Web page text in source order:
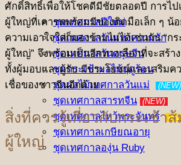
ชุดเทศกาลปีใหม่
ชุดเทศกาลวันแห่งความรัก
ชุดเทศกาลวันตรุษจีน
ชุดกระเช้าผลไม้ฤดูร้อน
ชุดผลไม้เทศกาลวันแม่
(NEW)
ชุดเทศกาลสารทจีน (NEW)
ชุดเทศกาลไหว้พระจันทร์
ชุดเทศกาลเกษียณอายุ
ชุดเทศกาลองุ่น Ruby
ศักดิ์สิทธิ์เพื่อให้โชคดีมีชัยตลอดปี การไป
ผู้ใหญ่ที่เคารพพร้อมมีของติดมือเล็ก ๆ น้อ
ความเอาใจใส่ก็มองข้ามไม่ได้เช่นกัน “ก
ผู้ใหญ่” จึงพร้อมเป็นอีกทางเลือกที่จะสร้า
ทั้งผู้มอบและผู้รับ มีประโยชน์และเสริมค
เชื่อของชาวจีนอีกด้วย
สิ่งที่ควรรู้เกี่ยวกับกระเช้า
ผู้ใหญ่